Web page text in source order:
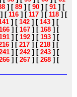
] [ 89 ] [ 90 ] [ 91 ] [
] [ 116 ] [ 117 ] [ 118 ] [
] [ 142 ] [ 143 ] [
] [ 167 ] [ 168 ] [
] [ 192 ] [ 193 ] [
] [ 217 ] [ 218 ] [
] [ 242 ] [ 243 ] [
] [ 267 ] [ 268 ] [